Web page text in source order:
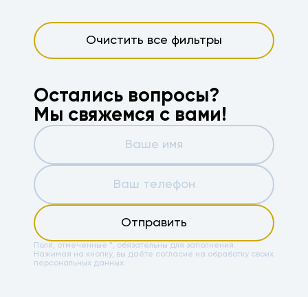
Очистить все фильтры
Остались вопросы?
Мы свяжемся с вами!
Отправить
Поля, отмеченные *, обязательны для заполнения.
Нажимая на кнопку, вы даёте согласие на обработку своих
персональных данных.